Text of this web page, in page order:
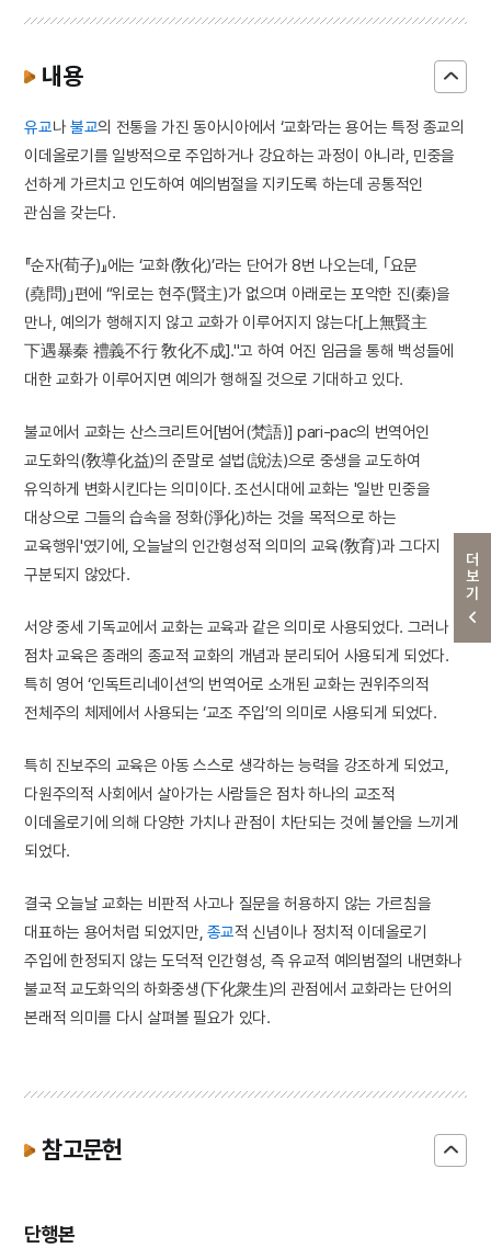
더보기
내용
유교나불교의 전통을 가진 동아시아에서 ‘교화’라는 용어는 특정 종교의
이데올로기를 일방적으로 주입하거나 강요하는 과정이 아니라, 민중을
선하게 가르치고 인도하여 예의범절을 지키도록 하는데 공통적인
관심을 갖는다.
『순자(荀子)』에는 ‘교화(敎化)’라는 단어가 8번 나오는데, ｢요문
(堯問)｣편에 “위로는 현주(賢主)가 없으며 아래로는 포악한 진(秦)을
만나, 예의가 행해지지 않고 교화가 이루어지지 않는다[上無賢主
下遇暴秦 禮義不行 敎化不成]."고 하여 어진 임금을 통해 백성들에
대한 교화가 이루어지면 예의가 행해질 것으로 기대하고 있다.
불교에서 교화는 산스크리트어[범어(梵語)] pari-pac의 번역어인
교도화익(敎導化益)의 준말로 설법(說法)으로 중생을 교도하여
유익하게 변화시킨다는 의미이다. 조선시대에 교화는 '일반 민중을
대상으로 그들의 습속을 정화(淨化)하는 것을 목적으로 하는
교육행위'였기에, 오늘날의 인간형성적 의미의 교육(敎育)과 그다지
구분되지 않았다.
서양 중세 기독교에서 교화는 교육과 같은 의미로 사용되었다. 그러나
점차 교육은 종래의 종교적 교화의 개념과 분리되어 사용되게 되었다.
특히 영어 ‘인독트리네이션‘의 번역어로 소개된 교화는 권위주의적
전체주의 체제에서 사용되는 ‘교조 주입’의 의미로 사용되게 되었다.
특히 진보주의 교육은 아동 스스로 생각하는 능력을 강조하게 되었고,
다원주의적 사회에서 살아가는 사람들은 점차 하나의 교조적
이데올로기에 의해 다양한 가치나 관점이 차단되는 것에 불안을 느끼게
되었다.
결국 오늘날 교화는 비판적 사고나 질문을 허용하지 않는 가르침을
대표하는 용어처럼 되었지만, 종교적 신념이나 정치적 이데올로기
주입에 한정되지 않는 도덕적 인간형성, 즉 유교적 예의범절의 내면화나
불교적 교도화익의 하화중생(下化衆生)의 관점에서 교화라는 단어의
본래적 의미를 다시 살펴볼 필요가 있다.
참고문헌
단행본